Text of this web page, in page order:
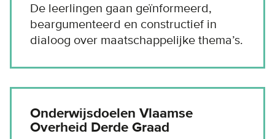
De leerlingen gaan geïnformeerd,
beargumenteerd en constructief in
dialoog over maatschappelijke thema’s.
Onderwijsdoelen Vlaamse
Overheid Derde Graad